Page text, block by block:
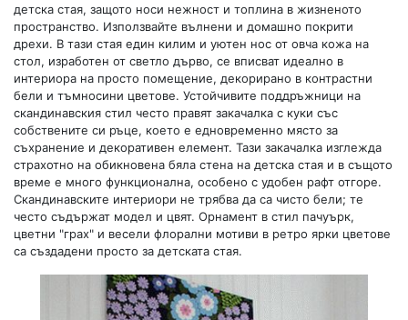
детска стая, защото носи нежност и топлина в жизненото
пространство. Използвайте вълнени и домашно покрити
дрехи. В тази стая един килим и уютен нос от овча кожа на
стол, изработен от светло дърво, се вписват идеално в
интериора на просто помещение, декорирано в контрастни
бели и тъмносини цветове. Устойчивите поддръжници на
скандинавския стил често правят закачалка с куки със
собствените си ръце, което е едновременно място за
съхранение и декоративен елемент. Тази закачалка изглежда
страхотно на обикновена бяла стена на детска стая и в същото
време е много функционална, особено с удобен рафт отгоре.
Скандинавските интериори не трябва да са чисто бели; те
често съдържат модел и цвят. Орнамент в стил пачуърк,
цветни "грах" и весели флорални мотиви в ретро ярки цветове
са създадени просто за детската стая.